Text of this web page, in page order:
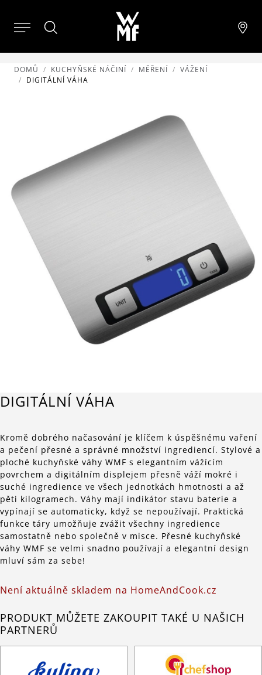
DOMŮ KUCHYŇSKÉ NÁČINÍ MĚŘENÍ
VÁŽENÍ
DIGITÁLNÍ VÁHA
DIGITÁLNÍ VÁHA
Kromě dobrého načasování je klíčem k úspěšnému vaření
a pečení přesné a správné množství ingrediencí. Stylové a
ploché kuchyňské váhy WMF s elegantním vážícím
povrchem a digitálním displejem přesně váží mokré i
suché ingredience ve všech jednotkách hmotnosti a až
pěti kilogramech. Váhy mají indikátor stavu baterie a
vypínají se automaticky, když se nepoužívají. Praktická
funkce táry umožňuje zvážit všechny ingredience
samostatně nebo společně v misce. Přesné kuchyňské
váhy WMF se velmi snadno používají a elegantní design
mluví sám za sebe!
Není aktuálně skladem na HomeAndCook.cz
PRODUKT MŮŽETE ZAKOUPIT TAKÉ U NAŠICH
PARTNERŮ